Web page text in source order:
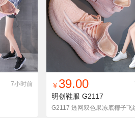
收藏
7小时前 找同款 加入铺货单
￥ 39.00
明创鞋服 G2117
G2117 透网双色果冻底椰子飞